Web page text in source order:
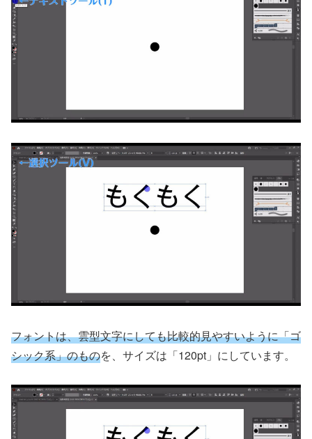
フォントは、雲型文字にしても比較的見やすいように「ゴ
シック系」のものを、サイズは「120pt」にしています。